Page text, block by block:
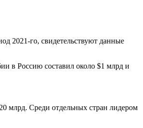
2021-го, свидетельствуют данные
в Россию составил около $1 млрд и
млрд. Среди отдельных стран лидером